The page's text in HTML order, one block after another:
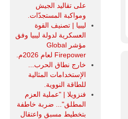
على تقاليد الجيش
ومواكبة المستجدّات.
ليبيا | تصنيف القوة
العسكرية لدولة ليبيا وفق
مؤشر Global
Firepower لعام 2026م.
خارج نطاق الحرب...
الإستخدامات المثالية
للطاقة النووية.
فنزويلا | "عملية العزم
المطلق"... ضربة خاطفة
بتخطيط مسبق واعتقال